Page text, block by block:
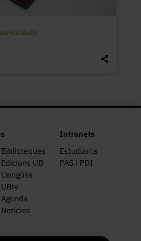
tèxtil
Biblioteques
Edicions UB
Llengües
UBtv
Agenda
Notícies
Intranets
Estudiants
PAS i PDI